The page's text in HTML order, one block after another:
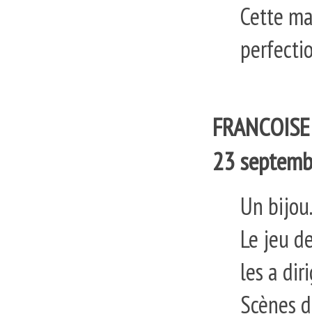
Cette
23
Un bijou.
Le jeu
les a
Scènes